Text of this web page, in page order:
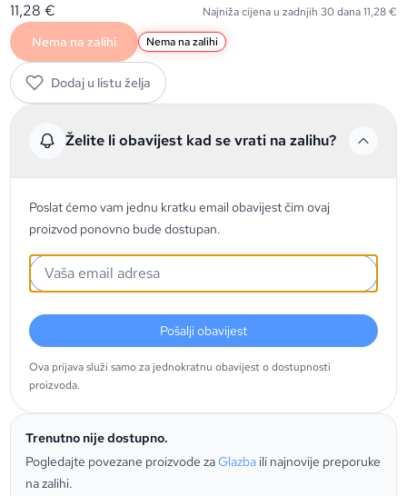
11,28€ Najniža cijena u zadnjih 30 dana11,28€
Nema na zalihi Nema na zalihi
Dodaj u listu želja
Želite li obavijest kad se vrati na zalihu?
Poslat ćemo vam jednu kratku email obavijest čim ovaj
proizvod ponovno bude dostupan.
Pošalji obavijest
Ova prijava služi samo za jednokratnu obavijest o dostupnosti
proizvoda.
Trenutno nije dostupno.
Pogledajte povezane proizvode zaGlazba ili najnovije preporuke
na zalihi.